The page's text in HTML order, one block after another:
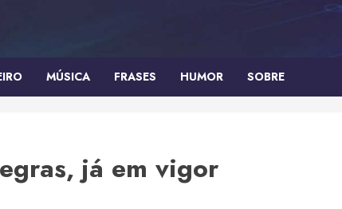
MÚSICA FRASES HUMOR SOBRE
já em vigor